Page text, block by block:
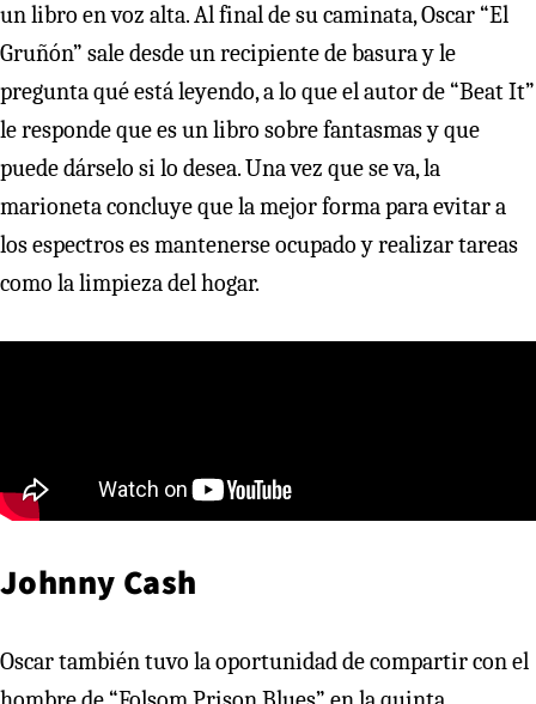
un libro en voz alta. Al final de su caminata, Oscar “El
Gruñón” sale desde un recipiente de basura y le
pregunta qué está leyendo, a lo que el autor de “Beat It”
le responde que es un libro sobre fantasmas y que
puede dárselo si lo desea. Una vez que se va, la
marioneta concluye que la mejor forma para evitar a
los espectros es mantenerse ocupado y realizar tareas
como la limpieza del hogar.
Johnny Cash
Oscar también tuvo la oportunidad de compartir con el